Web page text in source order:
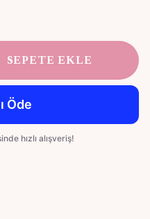
SEPETE EKLE